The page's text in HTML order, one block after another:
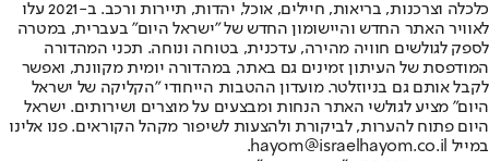
כלכלה וצרכנות, בריאות, חיילים, אוכל, יהדות, תיירות ורכב. ב-2021 עלו
לאוויר האתר החדש והיישומון החדש של "ישראל היום" בעברית, במטרה
לספק לגולשים חוויה מהירה, עדכנית, בטוחה ונוחה. תכני המהדורה
המודפסת של העיתון זמינים גם באתר, במהדורה יומית מקוונת, ואפשר
לקבל אותם גם בניוזלטר. מועדון ההטבות הייחודי "הקליקה של ישראל
היום" מציע לגולשי האתר הנחות ומבצעים על מוצרים ושירותים. ישראל
היום פתוח להערות, לביקורת ולהצעות לשיפור מקהל הקוראים. פנו אלינו
במייל hayom@israelhayom.co.il.